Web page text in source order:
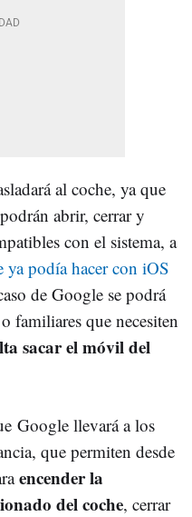
al coche, ya que
abrir, cerrar y
con el sistema, a
ya podía hacer con iOS
de Google se podrá
familiares que necesiten
sacar el móvil del
Google llevará a los
que permiten desde
encender la
del coche, cerrar